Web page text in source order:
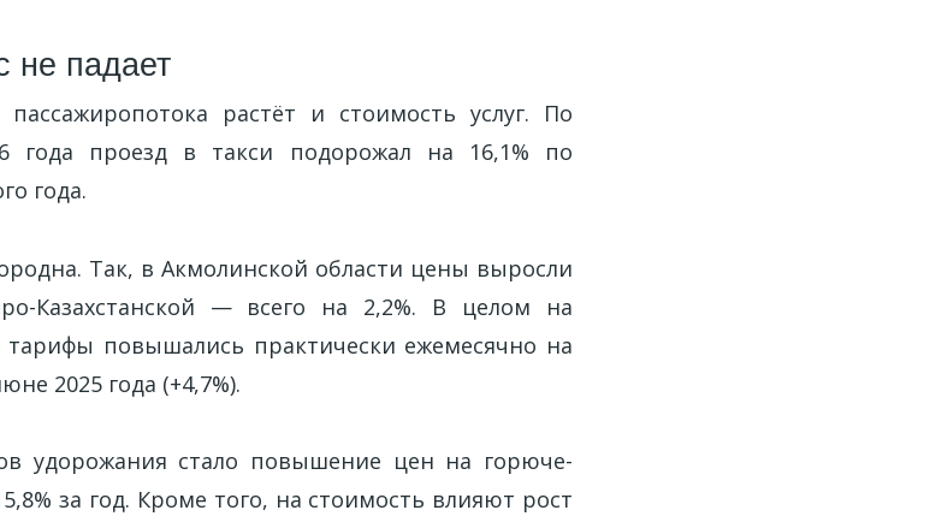
не падает
растёт и стоимость услуг. По
года проезд в такси подорожал на 16,1% по
года.
Так, в Акмолинской области цены выросли
Казахстанской — всего на 2,2%. В целом на
тарифы повышались практически ежемесячно на
2025 года (+4,7%).
удорожания стало повышение цен на горюче-
за год. Кроме того, на стоимость влияют рост